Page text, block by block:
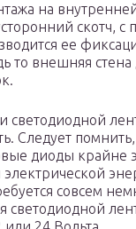
на
скотч,
ее
то внешняя
светодиодной
Следует помнить,
диоды крайне
совсем
светодиодной